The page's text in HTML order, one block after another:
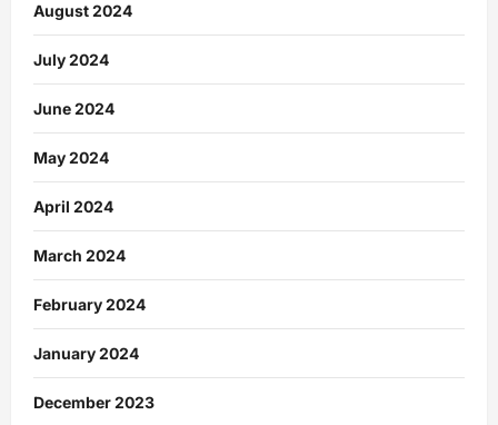
August 2024
July 2024
June 2024
May 2024
April 2024
March 2024
February 2024
January 2024
December 2023